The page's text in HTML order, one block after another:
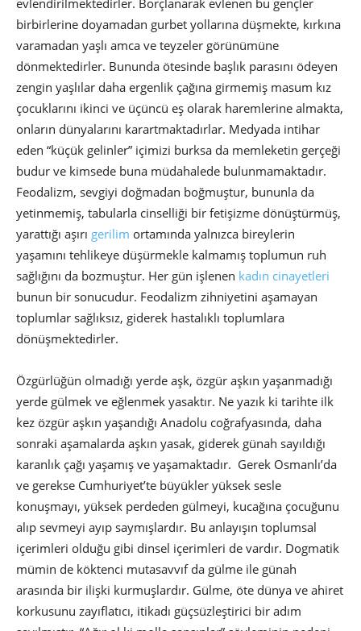
evlendirilmektedirler. Borçlanarak evlenen bu gençler
birbirlerine doyamadan gurbet yollarına düşmekte, kırkına
varamadan yaşlı amca ve teyzeler görünümüne
dönmektedirler. Bununda ötesinde başlık parasını ödeyen
zengin yaşlılar daha ergenlik çağına girmemiş masum kız
çocuklarını ikinci ve üçüncü eş olarak haremlerine almakta,
onların dünyalarını karartmaktadırlar. Medyada intihar
eden “küçük gelinler” içimizi burksa da memleketin gerçeği
budur ve kimsede buna müdahalede bulunmamaktadır.
Feodalizm, sevgiyi doğmadan boğmuştur, bununla da
yetinmemiş, tabularla cinselliği bir fetişizme dönüştürmüş,
yarattığı aşırı gerilim ortamında yalnızca bireylerin
yaşamını tehlikeye düşürmekle kalmamış toplumun ruh
sağlığını da bozmuştur. Her gün işlenen kadın cinayetleri
bunun bir sonucudur. Feodalizm zihniyetini aşamayan
toplumlar sağlıksız, giderek hastalıklı toplumlara
dönüşmektedirler.
Özgürlüğün olmadığı yerde aşk, özgür aşkın yaşanmadığı
yerde gülmek ve eğlenmek yasaktır. Ne yazık ki tarihte ilk
kez özgür aşkın yaşandığı Anadolu coğrafyasında, daha
sonraki aşamalarda aşkın yasak, giderek günah sayıldığı
karanlık çağı yaşamış ve yaşamaktadır. Gerek Osmanlı’da
ve gerekse Cumhuriyet’te büyükler yüksek sesle
konuşmayı, yüksek perdeden gülmeyi, kucağına çocuğunu
alıp sevmeyi ayıp saymışlardır. Bu anlayışın toplumsal
içerimleri olduğu gibi dinsel içerimleri de vardır. Dogmatik
mümin de köktenci mutasavvıf da gülme ile günah
arasında bir ilişki kurmuşlardır. Gülme, öte dünya ve ahiret
korkusunu zayıflatıcı, itikadı güçsüzleştirici bir adım